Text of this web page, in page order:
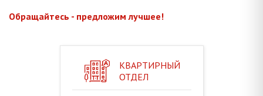
Обращайтесь - предложим лучшее!
КВАРТИРНЫЙ
ОТДЕЛ